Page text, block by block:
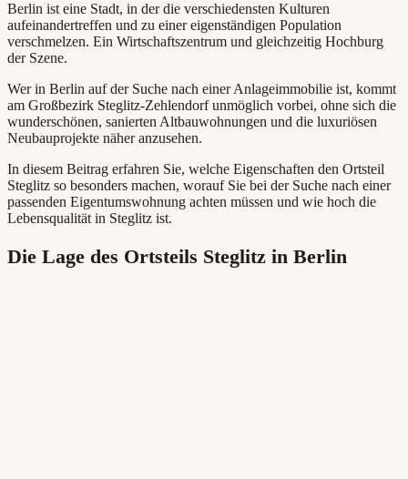
Berlin ist eine Stadt, in der die verschiedensten Kulturen
aufeinandertreffen und zu einer eigenständigen Population
verschmelzen. Ein Wirtschaftszentrum und gleichzeitig Hochburg
der Szene.
Wer in Berlin auf der Suche nach einer Anlageimmobilie ist, kommt
am Großbezirk Steglitz-Zehlendorf unmöglich vorbei, ohne sich die
wunderschönen, sanierten Altbauwohnungen und die luxuriösen
Neubauprojekte näher anzusehen.
In diesem Beitrag erfahren Sie, welche Eigenschaften den Ortsteil
Steglitz so besonders machen, worauf Sie bei der Suche nach einer
passenden Eigentumswohnung achten müssen und wie hoch die
Lebensqualität in Steglitz ist.
Die Lage des Ortsteils Steglitz in Berlin